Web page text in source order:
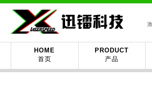
HOME
首页
PRODUCT
产品